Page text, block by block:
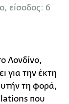
είσοδος: 6
Λονδίνο,
για την έκτη
τη φορά,
που